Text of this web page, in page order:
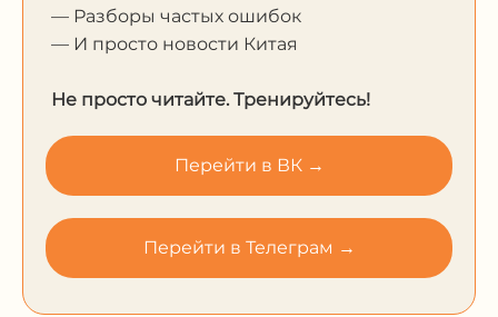
— Разборы частых ошибок
— И просто новости Китая
Не просто читайте. Тренируйтесь!
Перейти в ВК →
Перейти в Телеграм →